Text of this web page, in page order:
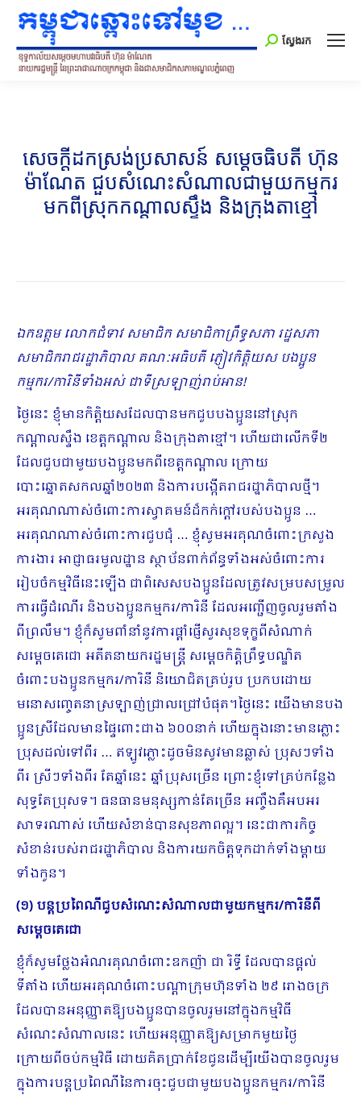
Search:
ស្វែងរក
សេចក្តីដកស្រង់ប្រសាសន៍ សម្ដេចធិបតី ហ៊ុន
ម៉ាណែត ជួបសំណេះសំណាលជាមួយកម្មករ
មកពីស្រុកកណ្ដាលស្ទឹង និងក្រុងតាខ្មៅ
ឯកឧត្តម លោកជំទាវ សមាជិក សមាជិកាព្រឹទ្ធសភា រដ្ឋសភា
សមាជិករាជរដ្ឋាភិបាល គណៈអធិបតី ភ្ញៀវកិត្តិយស បងប្អូន
កម្មករ/ការិនីទាំងអស់​ ជាទីស្រឡាញ់រាប់អាន!
ថ្ងៃនេះ ខ្ញុំមានកិត្តិយសដែលបានមកជួបបងប្អូននៅស្រុក
កណ្ដាលស្ទឹង ខេត្តកណ្ដាល និងក្រុងតាខ្មៅ។ ហើយជាលើកទី២
ដែលជួបជាមួយបងប្អូនមកពីខេត្តកណ្ដាល ក្រោយ
បោះឆ្នោតសកលឆ្នាំ២០២៣ និងការបង្កើតរាជរដ្ឋាភិបាលថ្មី។
អរគុណណាស់ចំពោះការស្វាគមន៍ដ៏កក់ក្ដៅរបស់បងប្អូន …
អរគុណណាស់ចំពោះការជួបជុំ … ខ្ញុំសូមអរគុណចំពោះក្រសួង
ការងារ អាជ្ញាធរមូលដ្ឋាន​ ស្ថាប័នពាក់ព័ន្ធទាំងអស់ចំពោះការ
រៀបចំកម្មវិធីនេះឡើង ជាពិសេសបងប្អូនដែលត្រូវសម្របសម្រួល
ការធ្វើដំណើរ និងបងប្អូនកម្មករ/ការិនី ដែលអញ្ជើញចូលរួមតាំង
ពីព្រលឹម។ ខ្ញុំក៏សូមពាំនាំនូវការផ្ដាំផ្ញើសួរសុខទុក្ខពីសំណាក់
សម្ដេចតេជោ អតីតនាយករដ្ឋមន្រ្តី សម្ដេចកិត្តិព្រឹទ្ធបណ្ឌិត
ចំពោះបងប្អូនកម្មករ/ការិនី និយោជិតគ្រប់រូប ប្រកបដោយ
មនោសញ្ចេតនាស្រឡាញ់ជ្រាលជ្រៅបំផុត។ថ្ងៃនេះ យើងមានបង
ប្អូនស្រីដែលមានផ្ទៃពោះជាង ៦០០នាក់ ហើយក្នុងនោះមានភ្លោះ
ប្រុសដល់ទៅពីរ … ឥឡូវភ្លោះដូចមិនសូវមានឆ្លាស់ ប្រុសៗទាំង
ពីរ ស្រីៗទាំងពីរ តែឆ្នាំនេះ ឆ្នាំប្រុសច្រើន​ ព្រោះខ្ញុំទៅគ្រប់កន្លែង
សុទ្ធតែប្រុសទ។ ធនធានមនុស្សកាន់តែច្រើន អញ្ចឹងគឺអបអរ
សាទរណាស់ ហើយសំខាន់បានសុខភាពល្អ។ នេះជាការកិច្ច
សំខាន់របស់រាជរដ្ឋាភិបាល និងការយកចិត្តទុកដាក់ទាំងម្ដាយ
ទាំងកូន។
(១) បន្តប្រពៃណីជួបសំណេះសំណាលជាមួយកម្មករ/ការិនីពី
សម្ដេចតេជោ
ខ្ញុំក៏សូមថ្លែងអំណរគុណចំពោះឧកញ៉ា ជា រិទ្ធី ដែលបានផ្ដល់
ទីតាំង ហើយអរគុណចំពោះបណ្ដាក្រុមហ៊ុនទាំង ២៩ រោងចក្រ
ដែលបានអនុញ្ញាតឱ្យបងប្អូនបានចូលរួមនៅក្នុងកម្មវិធី
សំណេះសំណាលនេះ ហើយអនុញ្ញាតឱ្យសម្រាកមួយថ្ងៃ
ក្រោយពីចប់កម្មវិធី ដោយគិតប្រាក់ខែជូនដើម្បីយើងបានចូលរួម
ក្នុងការបន្តប្រពៃណីនៃការចុះជួបជាមួយបងប្អូនកម្មករ/ការិនី